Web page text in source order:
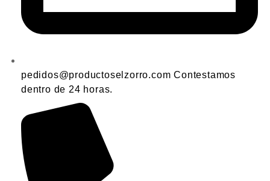
pedidos@productoselzorro.com Contestamos
dentro de 24 horas.